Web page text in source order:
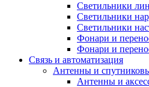
Светильники
Светильники
Светильники
Фонари и
Фонари и
Связь и автоматизация
Антенны и
Антенны и